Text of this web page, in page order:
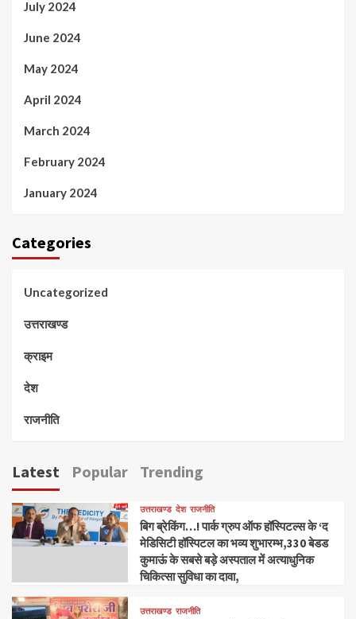
July 2024
June 2024
May 2024
April 2024
March 2024
February 2024
January 2024
Categories
Uncategorized
उत्तराखण्ड
क्राइम
देश
राजनीति
Latest Popular Trending
उत्तराखण्ड देश राजनीति
बिग ब्रेकिंग…! पार्क ग्रुप ऑफ हॉस्पिटल्स के ‘द
मेडिसिटी हॉस्पिटल का भव्य शुभारम्भ,330 बेडड
कुमाऊं के सबसे बड़े अस्पताल में अत्याधुनिक
चिकित्सा सुविधा का दावा,
उत्तराखण्ड राजनीति